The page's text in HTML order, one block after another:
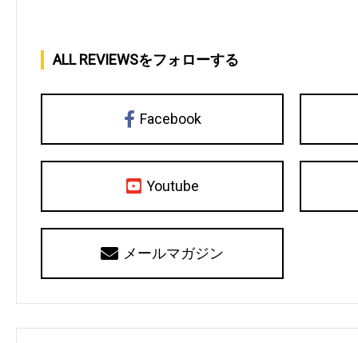
ALL REVIEWSをフォローする
Facebook
Youtube
メールマガジン